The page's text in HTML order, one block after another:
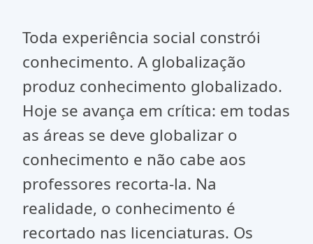
Toda experiência social constrói
conhecimento. A globalização
produz conhecimento globalizado.
Hoje se avança em crítica: em todas
as áreas se deve globalizar o
conhecimento e não cabe aos
professores recorta-la. Na
realidade, o conhecimento é
recortado nas licenciaturas. Os